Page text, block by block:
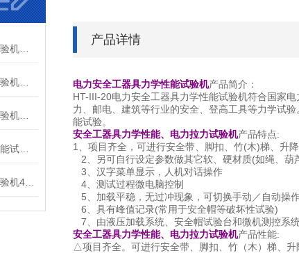
产品详情
电力安全工器具力学性能试验机产品简介：
HT-III-20电力安全工器具力学性能试验机符合国家
力、邮电、建筑等行业的安全、登高工具等力学试
能试验。
安全工器具力学性能、电力拉力试验机产品特点:
1、项目齐全，可进行安全带、脚扣、竹(木)梯、升
2、另可自行设定参数做其它软、硬材质(如绳、葫
3、汉字菜单显示，人机对话操作
4、测试过程微电脑控制
5、加载平稳，无过冲现象，可切换手动／自动操
6、具有峰值记录(常用于安全帽等破坏性试验)
7、由液压加载系统、安全帽试验台和微机测控系
安全工器具力学性能、电力拉力试验机产品性能:
△项目齐全。可进行安全带、脚扣、竹（木）梯、升